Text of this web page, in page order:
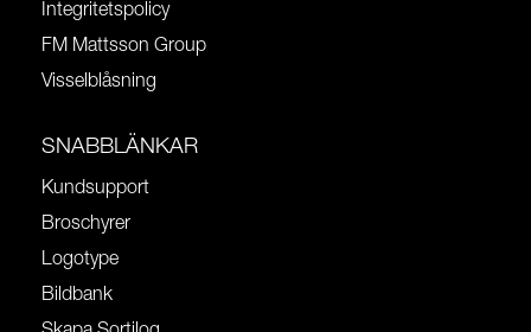
Integritetspolicy
FM Mattsson Group
Visselblåsning
SNABBLÄNKAR
Kundsupport
Broschyrer
Logotype
Bildbank